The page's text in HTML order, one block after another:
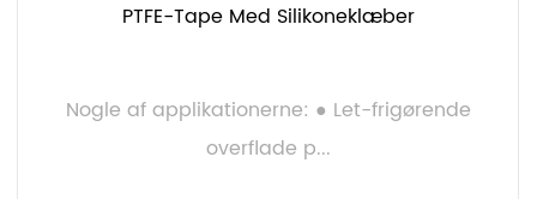
PTFE-Tape Med Silikoneklæber
Nogle af applikationerne: ● Let-frigørende
overflade p...